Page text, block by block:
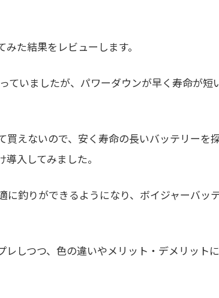
た結果をレビューします。
ていましたが、パワーダウンが早く寿命が短
えないので、安く寿命の長いバッテリーを
入してみました。
釣りができるようになり、ボイジャーバッ
しつつ、色の違いやメリット・デメリット